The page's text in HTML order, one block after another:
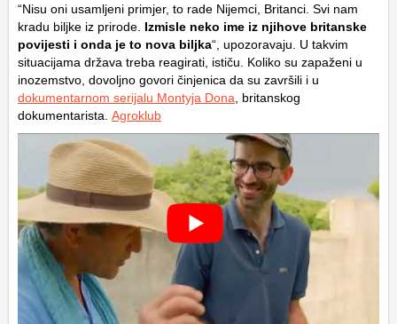
“Nisu oni usamljeni primjer, to rade Nijemci, Britanci. Svi nam
kradu biljke iz prirode. Izmisle neko ime iz njihove britanske
povijesti i onda je to nova biljka“, upozoravaju. U takvim
situacijama država treba reagirati, ističu. Koliko su zapaženi u
inozemstvo, dovoljno govori činjenica da su završili i u
dokumentarnom serijalu Montyja Dona , britanskog
dokumentarista. Agroklub